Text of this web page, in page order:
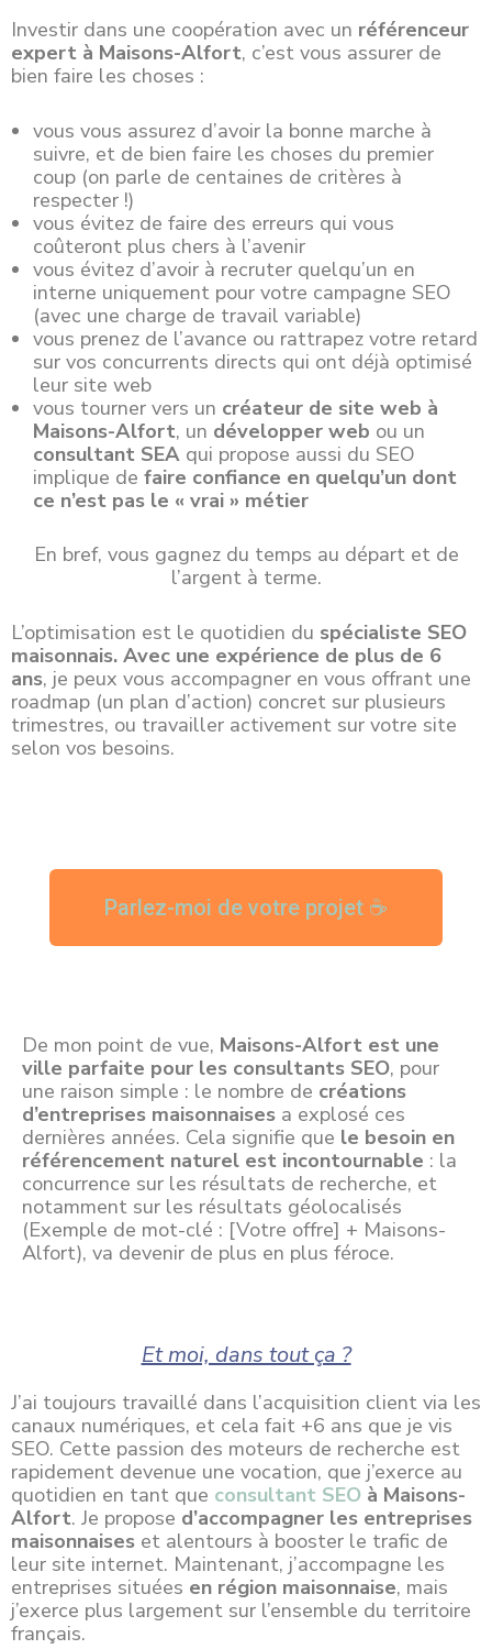
Investir dans une coopération avec un référenceur
expert à Maisons-Alfort, c’est vous assurer de
bien faire les choses :
vous vous assurez d’avoir la bonne marche à
suivre, et de bien faire les choses du premier
coup (on parle de centaines de critères à
respecter !)
vous évitez de faire des erreurs qui vous
coûteront plus chers à l’avenir
vous évitez d’avoir à recruter quelqu’un en
interne uniquement pour votre campagne SEO
(avec une charge de travail variable)
vous prenez de l’avance ou rattrapez votre retard
sur vos concurrents directs qui ont déjà optimisé
leur site web
vous tourner vers un créateur de site web à
Maisons-Alfort, un développer web ou un
consultant SEA qui propose aussi du SEO
implique de faire confiance en quelqu’un dont
ce n’est pas le « vrai » métier
En bref, vous gagnez du temps au départ et de
l’argent à terme.
L’optimisation est le quotidien du spécialiste SEO
maisonnais. Avec une expérience de plus de 6
ans, je peux vous accompagner en vous offrant une
roadmap (un plan d’action) concret sur plusieurs
trimestres, ou travailler activement sur votre site
selon vos besoins.
Parlez-moi de votre projet ☕
De mon point de vue, Maisons-Alfort est une
ville parfaite pour les consultants SEO, pour
une raison simple : le nombre de créations
d’entreprises maisonnaises a explosé ces
dernières années. Cela signifie que le besoin en
référencement naturel est incontournable : la
concurrence sur les résultats de recherche, et
notamment sur les résultats géolocalisés
(Exemple de mot-clé : [Votre offre] + Maisons-
Alfort), va devenir de plus en plus féroce.
Et moi, dans tout ça ?
J’ai toujours travaillé dans l’acquisition client via les
canaux numériques, et cela fait +6 ans que je vis
SEO. Cette passion des moteurs de recherche est
rapidement devenue une vocation, que j’exerce au
quotidien en tant que consultant SEO à Maisons-
Alfort. Je propose d’accompagner les entreprises
maisonnaises et alentours à booster le trafic de
leur site internet. Maintenant, j’accompagne les
entreprises situées en région maisonnaise, mais
j’exerce plus largement sur l’ensemble du territoire
français.